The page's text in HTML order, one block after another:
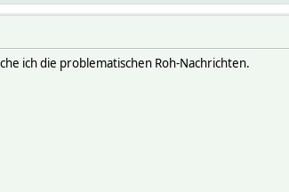
ich die problematischen Roh-Nachrichten.